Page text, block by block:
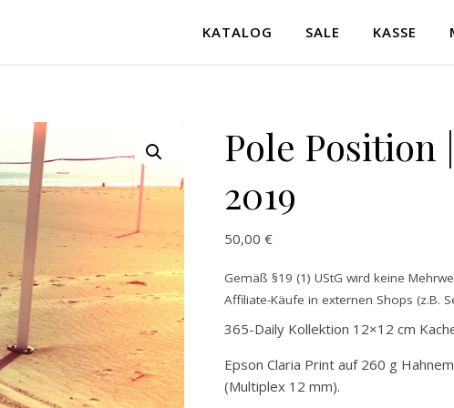
KATALOG SALE KASSE
Pole Position
2019
50,00 €
Gemäß §19 (1) UStG wird keine
Affiliate-Käufe in externen Shops (z.B.
365-Daily Kollektion 12×12 cm
Epson Claria Print auf 260 g
(Multiplex 12 mm).